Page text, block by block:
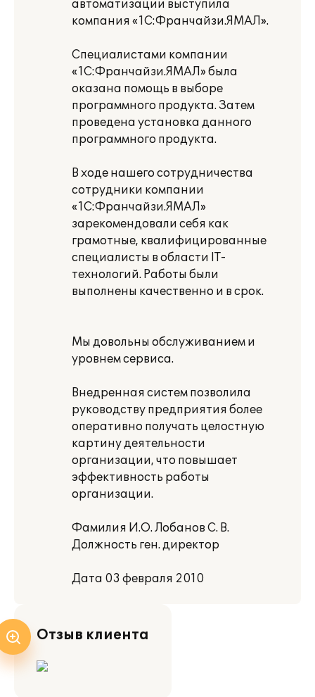
автоматизации выступила
компания «1С:Франчайзи.ЯМАЛ».
Специалистами компании
«1С:Франчайзи.ЯМАЛ» была
оказана помощь в выборе
программного продукта. Затем
проведена установка данного
программного продукта.
В ходе нашего сотрудничества
сотрудники компании
«1С:Франчайзи.ЯМАЛ»
зарекомендовали себя как
грамотные, квалифицированные
специалисты в области IT-
технологий. Работы были
выполнены качественно и в срок.
Мы довольны обслуживанием и
уровнем сервиса.
Внедренная систем позволила
руководству предприятия более
оперативно получать целостную
картину деятельности
организации, что повышает
эффективность работы
организации.
Фамилия И.О. Лобанов С. В.
Должность ген. директор
Дата 03 февраля 2010
Отзыв клиента